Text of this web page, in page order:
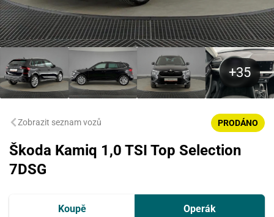
Zobrazit seznam vozů PRODÁNO
Škoda Kamiq 1,0 TSI Top Selection
7DSG
Koupě Operák